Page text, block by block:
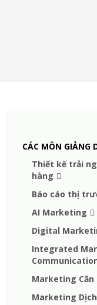
CÁC MÔN GIẢNG
Thiết kế trải
hàng
Báo cáo thị
AI Marketing
Digital
Integrated
Marketing Căn
Marketing